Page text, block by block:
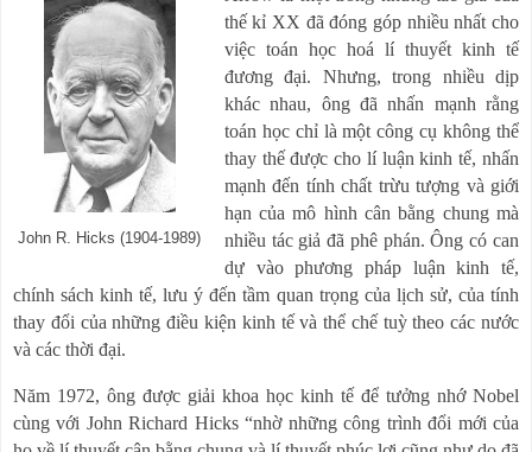
John R. Hicks (1904-1989)
thế kỉ XX đã đóng góp nhiều nhất cho
việc toán học hoá lí thuyết kinh tế
đương đại. Nhưng, trong nhiều dịp
khác nhau, ông đã nhấn mạnh rằng
toán học chỉ là một công cụ không thể
thay thế được cho lí luận kinh tế, nhấn
mạnh đến tính chất trừu tượng và giới
hạn của mô hình cân bằng chung mà
nhiều tác giả đã phê phán. Ông có can
dự vào phương pháp luận kinh tế,
chính sách kinh tế, lưu ý đến tầm quan trọng của lịch sử, của tính
thay đổi của những điều kiện kinh tế và thể chế tuỳ theo các nước
và các thời đại.
Năm 1972, ông được giải khoa học kinh tế để tưởng nhớ Nobel
cùng với John Richard Hicks“nhờ những công trình đổi mới của